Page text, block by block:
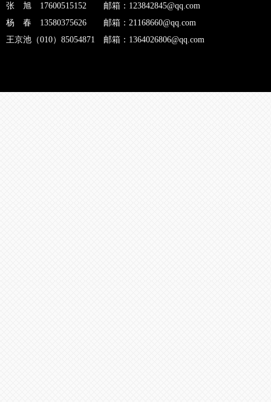
张 旭 17600515152 邮箱：123842845@qq.com
杨 春 13580375626 邮箱：21168660@qq.com
王京池（010）85054871 邮箱：1364026806@qq.com